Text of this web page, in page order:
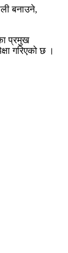
बनाउने,
प्रमुख
गरिएको छ ।